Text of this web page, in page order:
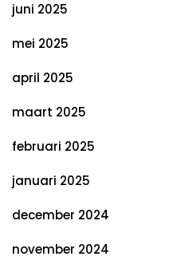
juni 2025
mei 2025
april 2025
maart 2025
februari 2025
januari 2025
december 2024
november 2024